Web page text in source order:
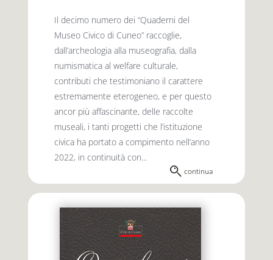
Il decimo numero dei “Quaderni del
Museo Civico di Cuneo” raccoglie,
dall’archeologia alla museografia, dalla
numismatica al welfare culturale,
contributi che testimoniano il carattere
estremamente eterogeneo, e per questo
ancor più affascinante, delle raccolte
museali, i tanti progetti che l’istituzione
civica ha portato a compimento nell’anno
2022, in continuità con...
continua